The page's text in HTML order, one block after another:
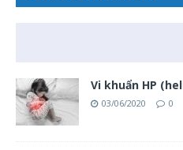
Vi khuẩn HP
03/06/2020 0